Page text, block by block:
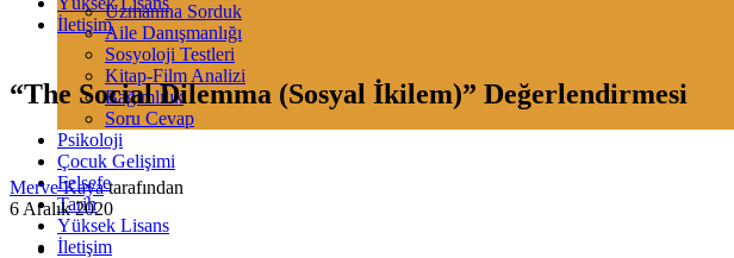
Uzmanına Sorduk
Aile Danışmanlığı
Sosyoloji Testleri
Kitap-Film Analizi
Bağımlılık
Soru Cevap
Psikoloji
Çocuk Gelişimi
Felsefe
Tarih
Yüksek Lisans
İletişim
İletişim
“The Social Dilemma (Sosyal İkilem)” Değerlendirmesi
Merve Kaya tarafından
6 Aralık 2020